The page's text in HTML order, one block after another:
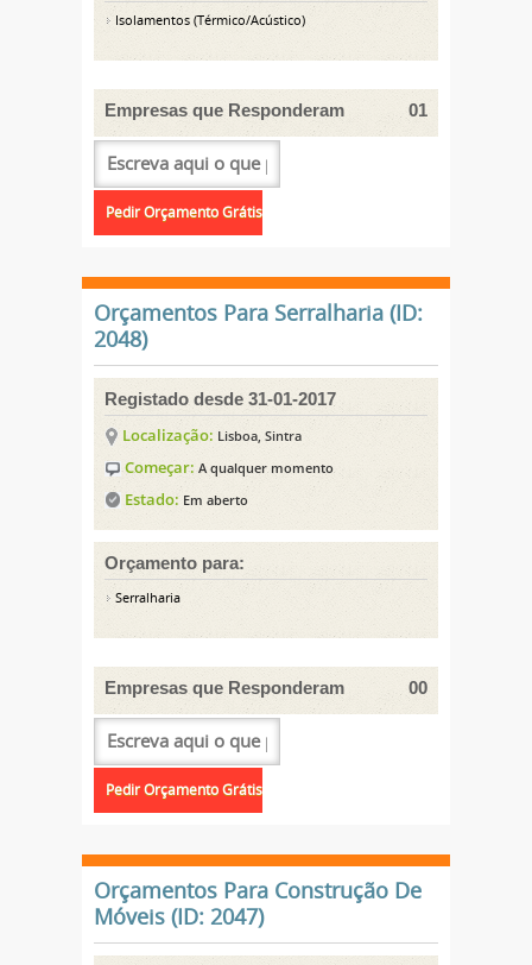
Isolamentos (Térmico/Acústico)
Empresas que Responderam 01
Orçamentos Para Serralharia (ID:
2048)
Registado desde 31-01-2017
Localização: Lisboa, Sintra
Começar: A qualquer momento
Estado: Em aberto
Orçamento para:
Serralharia
Empresas que Responderam 00
Orçamentos Para Construção De
Móveis (ID: 2047)